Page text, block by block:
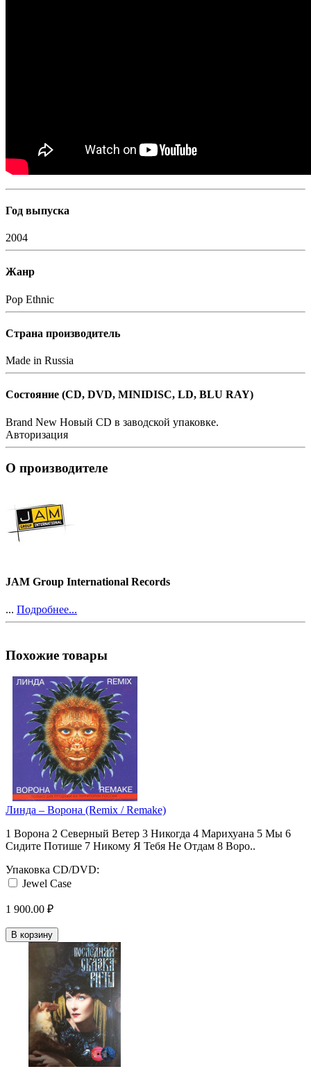
Год выпуска
2004
Жанр
Pop Ethnic
Страна производитель
Made in Russia
Состояние (СD, DVD, MINIDISC, LD, BLU RAY)
Brand New Новый CD в заводской упаковке.
Авторизация
О производителе
JAM Group International Records
... Подробнее...
Похожие товары
Линда ‎– Ворона (Remix / Remake)
1 Ворона 2 Северный Ветер 3 Никогда 4 Марихуана 5 Мы 6
Сидите Потише 7 Никому Я Тебя Не Отдам 8 Воро..
Упаковка CD/DVD:
Jewel Case
1 900.00 ₽
В корзину